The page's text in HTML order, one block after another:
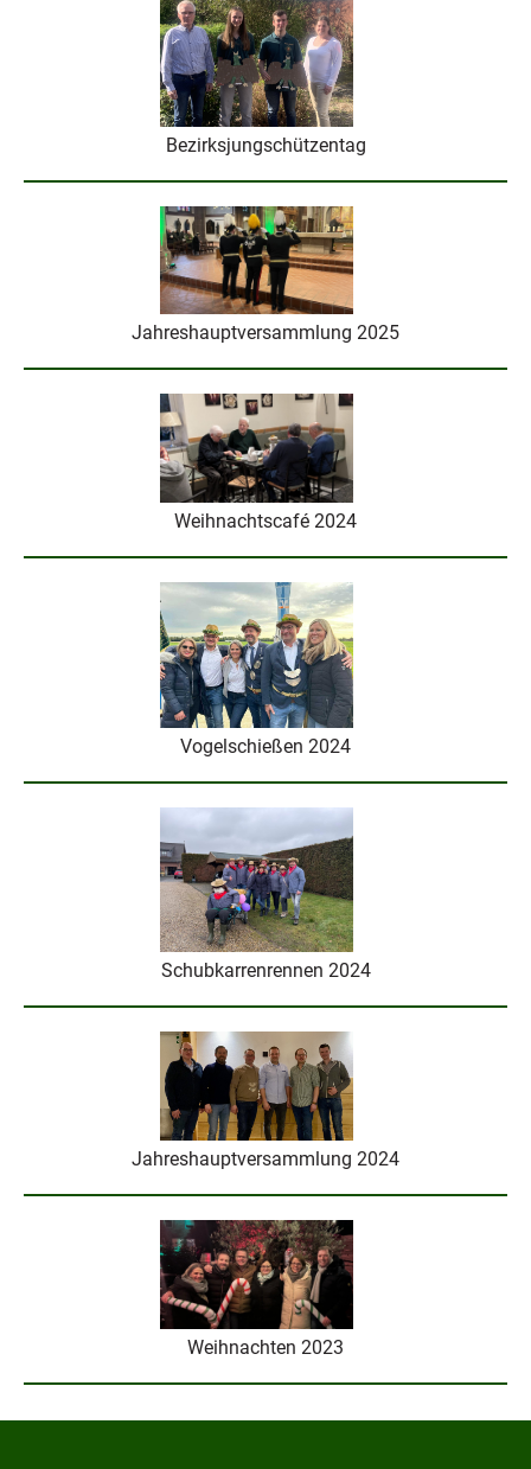
Bezirksjungschützentag
Jahreshauptversammlung 2025
Weihnachtscafé 2024
Vogelschießen 2024
Schubkarrenrennen 2024
Jahreshauptversammlung 2024
Weihnachten 2023